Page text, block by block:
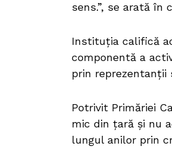
sens.”, se arată în
Instituția califică
componentă a
prin reprezentanții
Potrivit Primăriei
mic din țară și nu
lungul anilor prin